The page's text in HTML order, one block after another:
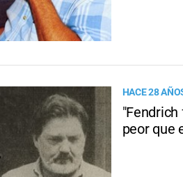
HACE 28
peor que